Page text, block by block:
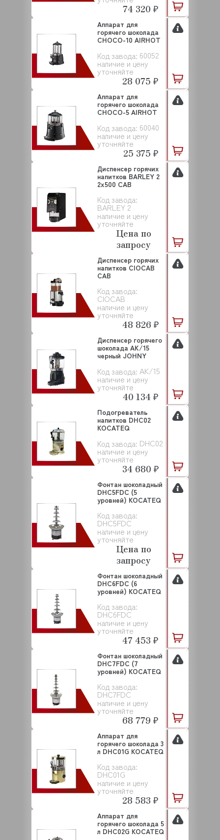
74 320 ₽
Код завода: 60052
наличие и цену
уточняйте
Аппарат для
горячего шоколада
CHOCO-10 AIRHOT
28 075 ₽
Код завода: 60040
наличие и цену
уточняйте
Аппарат для
горячего шоколада
CHOCO-5 AIRHOT
25 375 ₽
Код завода:
BARLEY 2
наличие и цену
уточняйте
Диспенсер горячих
напитков BARLEY 2
2х500 CAB
Цена по
запросу
Код завода:
CIOCAB
наличие и цену
уточняйте
Диспенсер горячих
напитков CIOCAB
CAB
48 826 ₽
Код завода: AK/15
наличие и цену
уточняйте
Диспенсер горячего
шоколада AK/15
черный JOHNY
40 134 ₽
Код завода: DHC02
наличие и цену
уточняйте
Подогреватель
напитков DHC02
KOCATEQ
34 680 ₽
Код завода:
DHC5FDC
наличие и цену
уточняйте
Фонтан шоколадный
DHC5FDC (5
уровней) KOCATEQ
Цена по
запросу
Код завода:
DHC6FDC
наличие и цену
уточняйте
Фонтан шоколадный
DHC6FDC (6
уровней) KOCATEQ
47 453 ₽
Код завода:
DHC7FDC
наличие и цену
уточняйте
Фонтан шоколадный
DHC7FDC (7
уровней) KOCATEQ
68 779 ₽
Код завода:
DHC01G
наличие и цену
уточняйте
Аппарат для
горячего шоколада 3
л DHC01G KOCATEQ
28 583 ₽
Аппарат для
горячего шоколада 5
л DHC02G KOCATEQ